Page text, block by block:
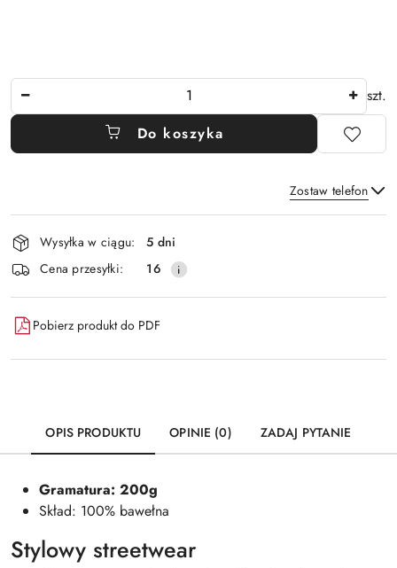
szt.
Do koszyka
Zostaw telefon
Wyślij
Dostępność
i
dostawa
Wysyłka w ciągu:
5 dni
Cena przesyłki:
16
Pobierz produkt do PDF
OPIS PRODUKTU OPINIE (0) ZADAJ PYTANIE
Gramatura: 200g
Skład: 100% bawełna
Stylowy streetwear